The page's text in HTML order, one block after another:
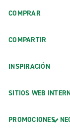
COMPRAR
COMPARTIR
INSPIRACIÓN
SITIOS WEB
PROMOCIONES